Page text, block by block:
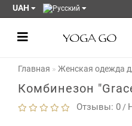
UAH
Главная Женская одежда
Комбинезон
Отзывы: 0 /